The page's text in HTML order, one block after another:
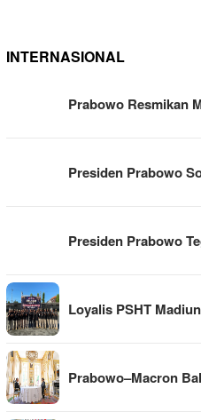
INTERNASIONAL
Prabowo Resmikan
Presiden Prabowo
Presiden Prabowo
Loyalis PSHT
Prabowo–Macron